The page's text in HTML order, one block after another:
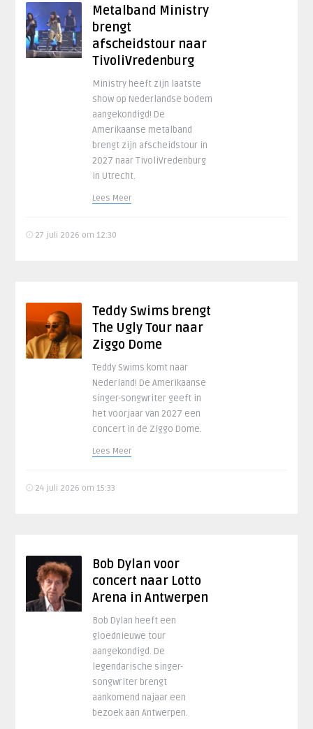
Metalband Ministry
brengt
afscheidstour naar
TivoliVredenburg
Ministry heeft zijn laatste
show op Nederlandse bodem
aangekondigd! De
Amerikaanse metalband
brengt zijn afscheidstour in
2027 naar TivoliVredenburg
in Utrecht.
Lees Meer
27 juli 2026 om 12:30
Teddy Swims brengt
The Ugly Tour naar
Ziggo Dome
Teddy Swims komt naar
Nederland! De Amerikaanse
singer-songwriter geeft in
het voorjaar van 2027 een
concert in de Ziggo Dome.
Lees Meer
24 juli 2026 om 15:33
Bob Dylan voor
concert naar Lotto
Arena in Antwerpen
Bob Dylan heeft een
gloednieuwe tour
aangekondigd. De
legendarische singer-
songwriter brengt
aankomend najaar een
bezoek aan Antwerpen.